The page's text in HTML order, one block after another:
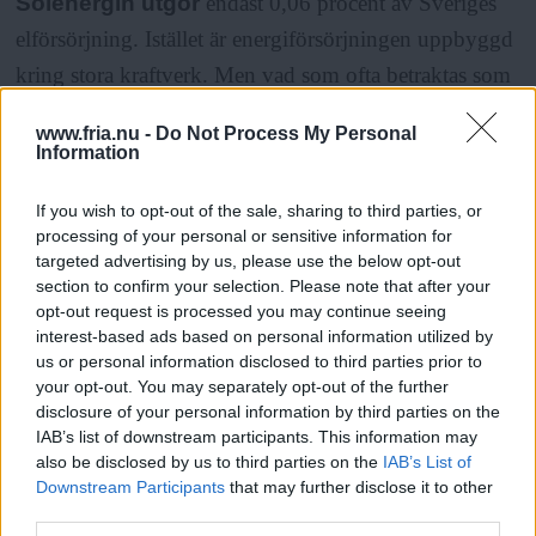
www.fria.nu - Do Not Process My Personal
Information
If you wish to opt-out of the sale, sharing to third parties, or
processing of your personal or sensitive information for
targeted advertising by us, please use the below opt-out
section to confirm your selection. Please note that after your
opt-out request is processed you may continue seeing
interest-based ads based on personal information utilized by
us or personal information disclosed to third parties prior to
your opt-out. You may separately opt-out of the further
disclosure of your personal information by third parties on the
IAB’s list of downstream participants. This information may
also be disclosed by us to third parties on the IAB’s List of
Downstream Participants that may further disclose it to other
Läs Frias efterträdare!
elförsörjning. Istället är energiförsörjningen uppbyggd
kring stora kraftverk. Men vad som ofta betraktas som
utopiskt av vuxna ses som mer självklart av eleverna,
berättar Lars-Erik.
– När jag tar upp elbil med min egen generation är det
många som rynkar på näsan men ungdomarna suger åt
sig av tekniken, de har miljötänkandet med sig i
grunden, säger Lars-Erik.
Skolan har även satt upp ett vindkraftverk på en
kilowatt och eleverna får i undervisningen jämföra
effekterna av vindkraft och solkraft. Att arbeta med